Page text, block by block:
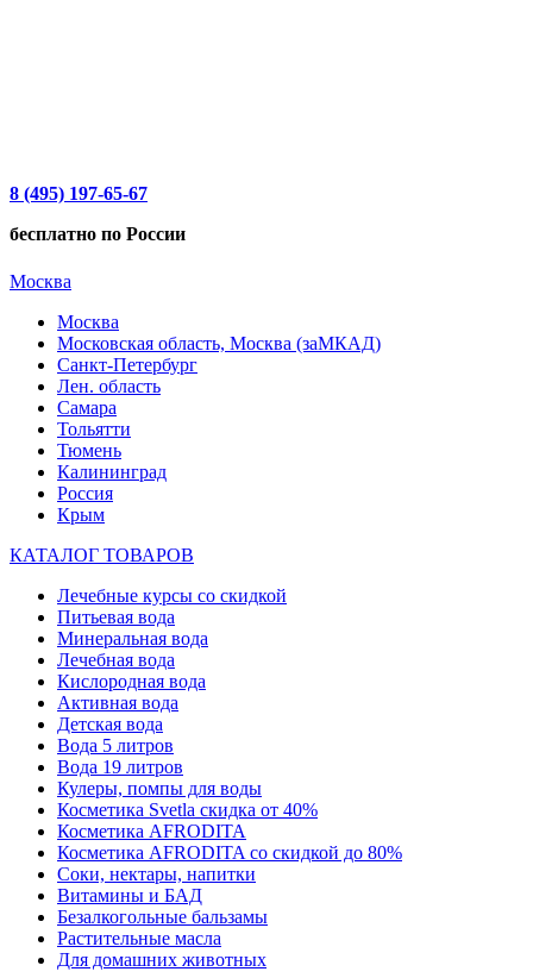
8 (495) 197-65-67
бесплатно по России
Москва
Москва
Московская область, Москва (заМКАД)
Санкт-Петербург
Лен. область
Самара
Тольятти
Тюмень
Калининград
Россия
Крым
КАТАЛОГ ТОВАРОВ
Лечебные курсы со скидкой
Питьевая вода
Минеральная вода
Лечебная вода
Кислородная вода
Активная вода
Детская вода
Вода 5 литров
Вода 19 литров
Кулеры, помпы для воды
Косметика Svetla скидка от 40%
Косметика AFRODITA
Косметика AFRODITA со скидкой до 80%
Соки, нектары, напитки
Витамины и БАД
Безалкогольные бальзамы
Растительные масла
Для домашних животных